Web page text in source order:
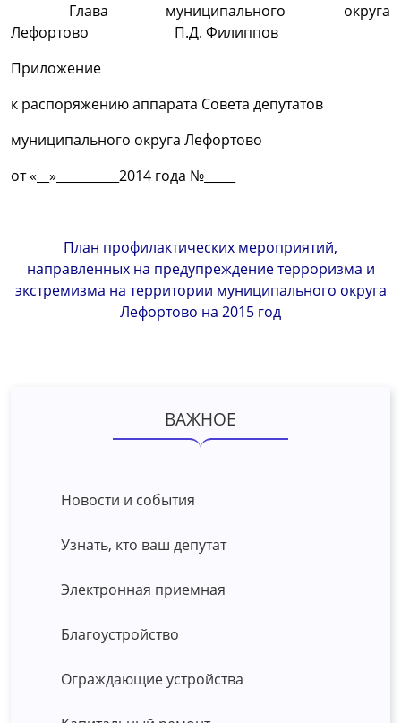
Глава муниципального округа
Лефортово П.Д. Филиппов
Приложение
к распоряжению аппарата Совета депутатов
муниципального округа Лефортово
от «__»__________2014 года №_____
План профилактических мероприятий,
направленных на предупреждение терроризма и
экстремизма на территории муниципального округа
Лефортово на 2015 год
ВАЖНОЕ
Новости и события
Узнать, кто ваш депутат
Электронная приемная
Благоустройство
Ограждающие устройства